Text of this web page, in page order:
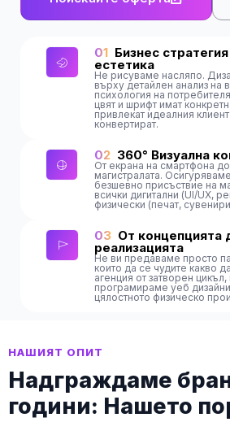
01Бизнес
естетика
Не рисуваме насляпо.
върху детайлен анализ на
психология на
цвят и шрифт имат
привлекат идеалния
конвертират.
02360° Визуална
От екрана на смартфона
магистралата.
безшевно присъствие на
всички дигитални (UI/UX,
физически (печат,
03От концепцията
реализацията
Не ви предаваме просто
които да се чудите какво
агенция от затворен
програмираме уеб
цялостното физическо
НАШИЯТ ОПИТ
Надграждаме
години: Нашето